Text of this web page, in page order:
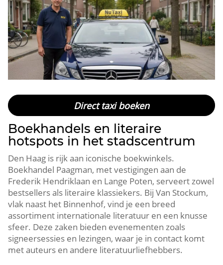
Direct taxi boeken
Boekhandels en literaire
hotspots in het stadscentrum
Den Haag is rijk aan iconische boekwinkels.​
Boekhandel Paagman, met vestigingen aan de
Frederik Hendriklaan en Lange Poten, serveert zowel
bestsellers als literaire klassiekers.​ Bij Van Stockum,
vlak naast het Binnenhof, vind je een breed
assortiment internationale literatuur en een knusse
sfeer.​ Deze zaken bieden evenementen zoals
signeersessies en lezingen, waar je in contact komt
met auteurs en andere literatuurliefhebbers.​